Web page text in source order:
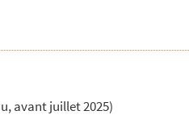
avant juillet 2025)